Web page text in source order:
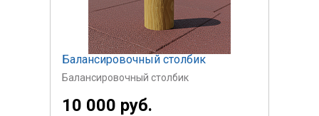
Балансировочный столбик
Балансировочный столбик
10 000 руб.